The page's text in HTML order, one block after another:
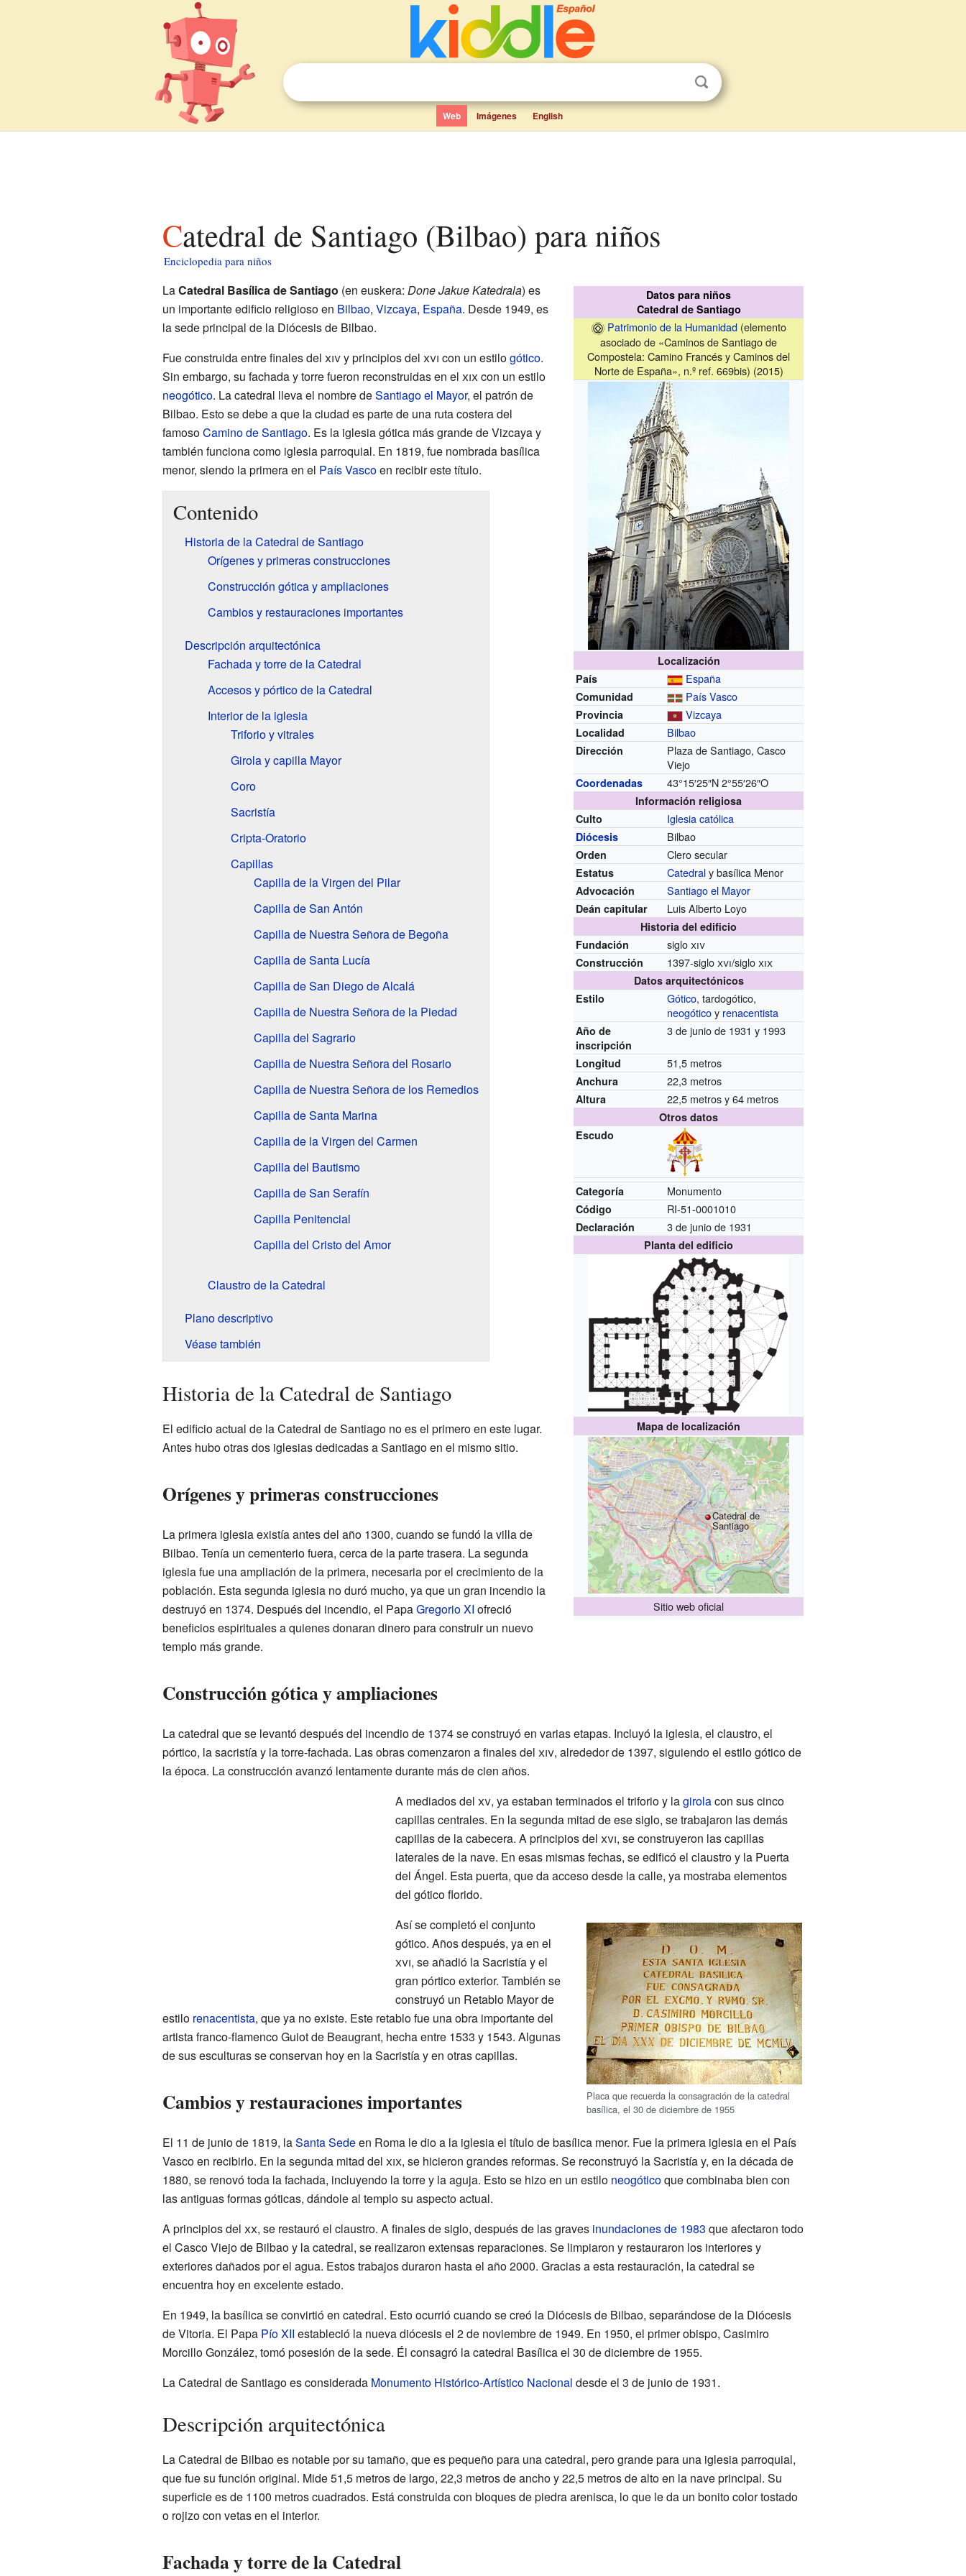
Web Imágenes English
Catedral de Santiago (Bilbao) para niños
Enciclopedia para niños
Datos para niños
Catedral de Santiago
Patrimonio de la Humanidad (elemento
asociado de «Caminos de Santiago de
Compostela: Camino Francés y Caminos del
Norte de España», n.º ref. 669bis) (2015)
Localización
País
España
Comunidad País Vasco
Provincia Vizcaya
Localidad Bilbao
Dirección
Plaza de Santiago, Casco
Viejo
Coordenadas 43°15′25″N 2°55′26″O
Información religiosa
Culto
Iglesia católica
Diócesis Bilbao
Orden Clero secular
Estatus Catedraly basílica Menor
Advocación Santiago el Mayor
Deán capitular Luis Alberto Loyo
Historia del edificio
Fundación
sigloxiv
Construcción 1397-sigloxvi/sigloxix
Datos arquitectónicos
Estilo
Gótico, tardogótico,
neogóticoy renacentista
Año de
inscripción
3 de junio de 1931 y 1993
Longitud 51,5 metros
Anchura 22,3 metros
Altura 22,5 metros y 64 metros
Otros datos
Escudo
Categoría Monumento
Código RI-51-0001010
Declaración 3 de junio de 1931
Planta del edificio
Mapa de localización
Catedral de
Santiago
Sitio web oficial
LaCatedral Basílica de Santiago (en euskera: Done Jakue Katedrala) es
un importante edificio religioso en Bilbao, Vizcaya, España. Desde 1949, es
la sede principal de la Diócesis de Bilbao.
Fue construida entre finales del xivy principios del xvi con un estilogótico.
Sin embargo, su fachada y torre fueron reconstruidas en el xixcon un estilo
neogótico. La catedral lleva el nombre deSantiago el Mayor, el patrón de
Bilbao. Esto se debe a que la ciudad es parte de una ruta costera del
famosoCamino de Santiago. Es la iglesia gótica más grande de Vizcaya y
también funciona como iglesia parroquial. En 1819, fue nombrada basílica
menor, siendo la primera en el País Vascoen recibir este título.
Contenido
Historia de la Catedral de Santiago
Orígenes y primeras construcciones
Construcción gótica y ampliaciones
Cambios y restauraciones importantes
Descripción arquitectónica
Fachada y torre de la Catedral
Accesos y pórtico de la Catedral
Interior de la iglesia
Triforio y vitrales
Girola y capilla Mayor
Coro
Sacristía
Cripta-Oratorio
Capillas
Capilla de la Virgen del Pilar
Capilla de San Antón
Capilla de Nuestra Señora de Begoña
Capilla de Santa Lucía
Capilla de San Diego de Alcalá
Capilla de Nuestra Señora de la Piedad
Capilla del Sagrario
Capilla de Nuestra Señora del Rosario
Capilla de Nuestra Señora de los Remedios
Capilla de Santa Marina
Capilla de la Virgen del Carmen
Capilla del Bautismo
Capilla de San Serafín
Capilla Penitencial
Capilla del Cristo del Amor
Claustro de la Catedral
Plano descriptivo
Véase también
Historia de la Catedral de Santiago
El edificio actual de la Catedral de Santiago no es el primero en este lugar.
Antes hubo otras dos iglesias dedicadas a Santiago en el mismo sitio.
Orígenes y primeras construcciones
La primera iglesia existía antes del año 1300, cuando se fundó la villa de
Bilbao. Tenía un cementerio fuera, cerca de la parte trasera. La segunda
iglesia fue una ampliación de la primera, necesaria por el crecimiento de la
población. Esta segunda iglesia no duró mucho, ya que un gran incendio la
destruyó en 1374. Después del incendio, el PapaGregorio XI ofreció
beneficios espirituales a quienes donaran dinero para construir un nuevo
templo más grande.
Construcción gótica y ampliaciones
La catedral que se levantó después del incendio de 1374 se construyó en varias etapas. Incluyó la iglesia, el claustro, el
pórtico, la sacristía y la torre-fachada. Las obras comenzaron a finales del xiv, alrededor de 1397, siguiendo el estilo gótico de
la época. La construcción avanzó lentamente durante más de cien años.
A mediados del xv, ya estaban terminados el triforio y lagirolacon sus cinco
capillas centrales. En la segunda mitad de ese siglo, se trabajaron las demás
capillas de la cabecera. A principios del xvi, se construyeron las capillas
laterales de la nave. En esas mismas fechas, se edificó el claustro y la Puerta
del Ángel. Esta puerta, que da acceso desde la calle, ya mostraba elementos
del gótico florido.
Placa que recuerda la consagración de la catedral
basílica, el 30 de diciembre de 1955
Así se completó el conjunto
gótico. Años después, ya en el
xvi, se añadió la Sacristía y el
gran pórtico exterior. También se
construyó un Retablo Mayor de
estilo renacentista, que ya no existe. Este retablo fue una obra importante del
artista franco-flamenco Guiot de Beaugrant, hecha entre 1533 y 1543. Algunas
de sus esculturas se conservan hoy en la Sacristía y en otras capillas.
Cambios y restauraciones importantes
El 11 de junio de 1819, laSanta Sedeen Roma le dio a la iglesia el título de basílica menor. Fue la primera iglesia en el País
Vasco en recibirlo. En la segunda mitad del xix, se hicieron grandes reformas. Se reconstruyó la Sacristía y, en la década de
1880, se renovó toda la fachada, incluyendo la torre y la aguja. Esto se hizo en un estilo neogóticoque combinaba bien con
las antiguas formas góticas, dándole al templo su aspecto actual.
A principios del xx, se restauró el claustro. A finales de siglo, después de las graves inundaciones de 1983 que afectaron todo
el Casco Viejo de Bilbao y la catedral, se realizaron extensas reparaciones. Se limpiaron y restauraron los interiores y
exteriores dañados por el agua. Estos trabajos duraron hasta el año 2000. Gracias a esta restauración, la catedral se
encuentra hoy en excelente estado.
En 1949, la basílica se convirtió en catedral. Esto ocurrió cuando se creó la Diócesis de Bilbao, separándose de la Diócesis
de Vitoria. El Papa Pío XII estableció la nueva diócesis el 2 de noviembre de 1949. En 1950, el primer obispo, Casimiro
Morcillo González, tomó posesión de la sede. Él consagró la catedral Basílica el 30 de diciembre de 1955.
La Catedral de Santiago es considerada Monumento Histórico-Artístico Nacional desde el 3 de junio de 1931.
Descripción arquitectónica
La Catedral de Bilbao es notable por su tamaño, que es pequeño para una catedral, pero grande para una iglesia parroquial,
que fue su función original. Mide 51,5 metros de largo, 22,3 metros de ancho y 22,5 metros de alto en la nave principal. Su
superficie es de 1100 metros cuadrados. Está construida con bloques de piedra arenisca, lo que le da un bonito color tostado
o rojizo con vetas en el interior.
Fachada y torre de la Catedral